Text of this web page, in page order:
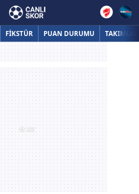
FİKSTÜR PUAN DURUMU TAKIMLAR